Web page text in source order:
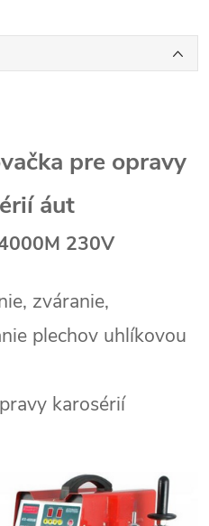
pre opravy
áut
230V
zváranie,
plechov uhlíkovou
karosérií